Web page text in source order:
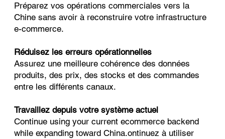
Préparez vos opérations commerciales vers la
Chine sans avoir à reconstruire votre infrastructure
e-commerce.
Réduisez les erreurs opérationnelles
Assurez une meilleure cohérence des données
produits, des prix, des stocks et des commandes
entre les différents canaux.
Travaillez depuis votre système actuel
Continue using your current ecommerce backend
while expanding toward China.ontinuez à utiliser